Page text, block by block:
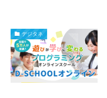
デジタネ